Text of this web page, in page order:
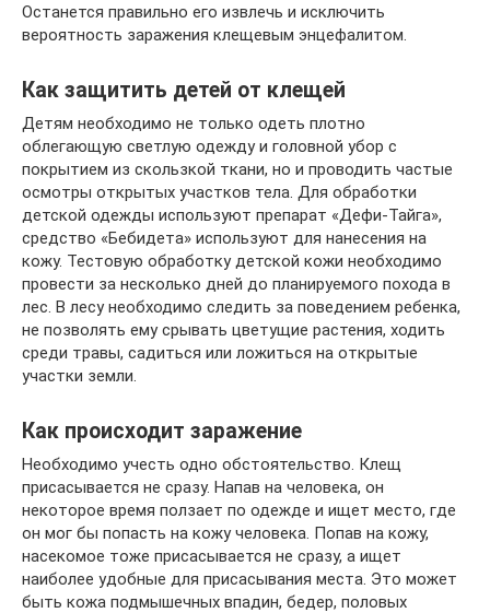
Останется правильно его извлечь и исключить
вероятность заражения клещевым энцефалитом.
Как защитить детей от клещей
Детям необходимо не только одеть плотно
облегающую светлую одежду и головной убор с
покрытием из скользкой ткани, но и проводить частые
осмотры открытых участков тела. Для обработки
детской одежды используют препарат «Дефи-Тайга»,
средство «Бебидета» используют для нанесения на
кожу. Тестовую обработку детской кожи необходимо
провести за несколько дней до планируемого похода в
лес. В лесу необходимо следить за поведением ребенка,
не позволять ему срывать цветущие растения, ходить
среди травы, садиться или ложиться на открытые
участки земли.
Как происходит заражение
Необходимо учесть одно обстоятельство. Клещ
присасывается не сразу. Напав на человека, он
некоторое время ползает по одежде и ищет место, где
он мог бы попасть на кожу человека. Попав на кожу,
насекомое тоже присасывается не сразу, а ищет
наиболее удобные для присасывания места. Это может
быть кожа подмышечных впадин, бедер, половых